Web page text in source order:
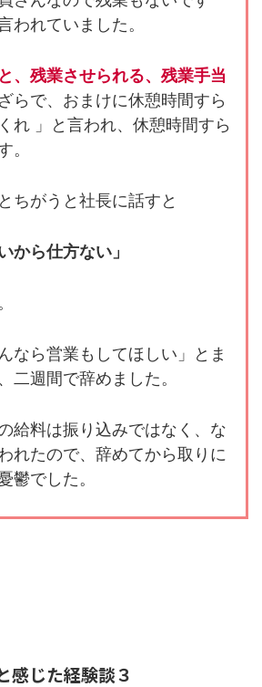
われていました。
、残業させられる、残業手当
らで、おまけに休憩時間すら
れ 」と言われ、休憩時間すら
。
ちがうと社長に話すと
から仕方ない」
なら営業もしてほしい」とま
二週間で辞めました。
給料は振り込みではなく、な
れたので、辞めてから取りに
鬱でした。
感じた経験談３